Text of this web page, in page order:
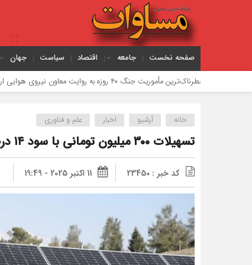
صفحه نخست جامعه اقتصاد سیاست جهان
خطرناک‌ترین مأموریت جنگ ۴۰ روزه به روایت معاون نیروی هوایی ارتش
خانه آرشیو اخبار علم و فناوری
تسهیلات ۳۰۰ میلیون تومانی با سود ۱۴ درصد برای ساخت نیروگاه خورشیدی خانگی
کد خبر : 23450 11 اکتبر 2025 - 19:49